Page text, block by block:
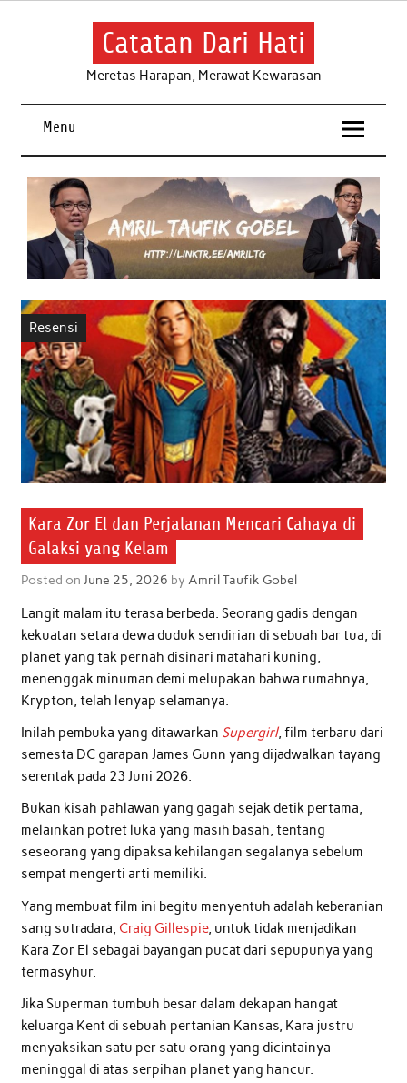
Skip
Catatan Dari Hati
Meretas Harapan, Merawat Kewarasan
Menu
Resensi
Kara Zor El dan Perjalanan Mencari Cahaya di
Galaksi yang Kelam
Posted on June 25, 2026 by Amril Taufik Gobel
Langit malam itu terasa berbeda. Seorang gadis dengan
kekuatan setara dewa duduk sendirian di sebuah bar tua, di
planet yang tak pernah disinari matahari kuning,
menenggak minuman demi melupakan bahwa rumahnya,
Krypton, telah lenyap selamanya.
Inilah pembuka yang ditawarkan Supergirl, film terbaru dari
semesta DC garapan James Gunn yang dijadwalkan tayang
serentak pada 23 Juni 2026.
Bukan kisah pahlawan yang gagah sejak detik pertama,
melainkan potret luka yang masih basah, tentang
seseorang yang dipaksa kehilangan segalanya sebelum
sempat mengerti arti memiliki.
Yang membuat film ini begitu menyentuh adalah keberanian
sang sutradara, Craig Gillespie, untuk tidak menjadikan
Kara Zor El sebagai bayangan pucat dari sepupunya yang
termasyhur.
Jika Superman tumbuh besar dalam dekapan hangat
keluarga Kent di sebuah pertanian Kansas, Kara justru
menyaksikan satu per satu orang yang dicintainya
meninggal di atas serpihan planet yang hancur.